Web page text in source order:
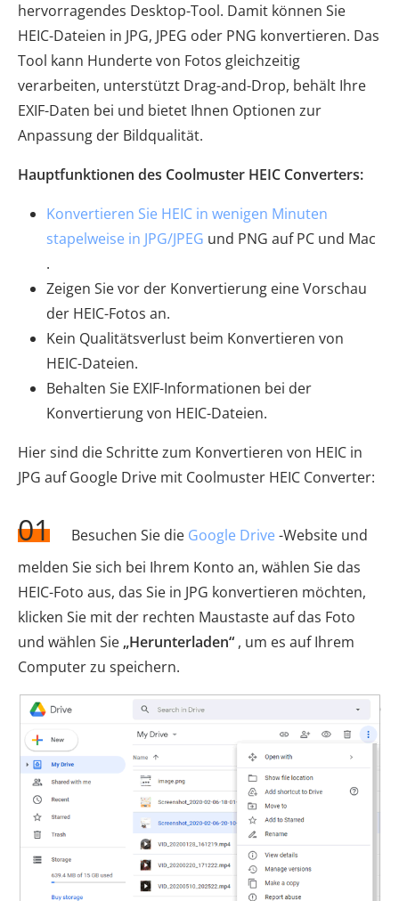
hervorragendes Desktop-Tool. Damit können Sie
HEIC-Dateien in JPG, JPEG oder PNG konvertieren. Das
Tool kann Hunderte von Fotos gleichzeitig
verarbeiten, unterstützt Drag-and-Drop, behält Ihre
EXIF-Daten bei und bietet Ihnen Optionen zur
Anpassung der Bildqualität.
Hauptfunktionen des Coolmuster HEIC Converters:
Konvertieren Sie HEIC in wenigen Minuten
stapelweise in JPG/JPEG und PNG auf PC und Mac
.
Zeigen Sie vor der Konvertierung eine Vorschau
der HEIC-Fotos an.
Kein Qualitätsverlust beim Konvertieren von
HEIC-Dateien.
Behalten Sie EXIF-Informationen bei der
Konvertierung von HEIC-Dateien.
Hier sind die Schritte zum Konvertieren von HEIC in
JPG auf Google Drive mit Coolmuster HEIC Converter:
01 Besuchen Sie die Google Drive -Website und
melden Sie sich bei Ihrem Konto an, wählen Sie das
HEIC-Foto aus, das Sie in JPG konvertieren möchten,
klicken Sie mit der rechten Maustaste auf das Foto
und wählen Sie „Herunterladen“ , um es auf Ihrem
Computer zu speichern.